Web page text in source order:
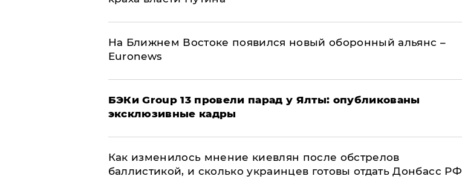
На Ближнем Востоке появился новый оборонный альянс –
Euronews
​БЭКи Group 13 провели парад у Ялты: опубликованы
эксклюзивные кадры
Как изменилось мнение киевлян после обстрелов
баллистикой, и сколько украинцев готовы отдать Донбасс РФ